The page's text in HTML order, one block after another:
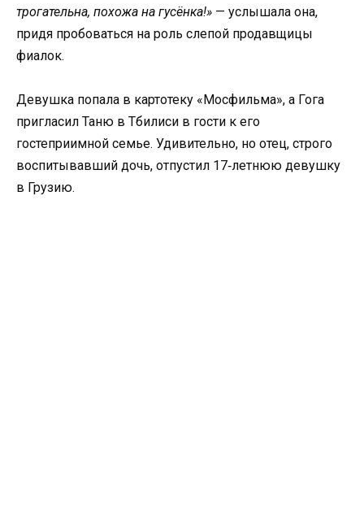
трогательна, похожа на гусёнка!» — услышала она,
придя пробоваться на роль слепой продавщицы
фиалок.
Девушка попала в картотеку «Мосфильма», а Гога
пригласил Таню в Тбилиси в гости к его
гостеприимной семье. Удивительно, но отец, строго
воспитывавший дочь, отпустил 17‑летнюю девушку
в Грузию.